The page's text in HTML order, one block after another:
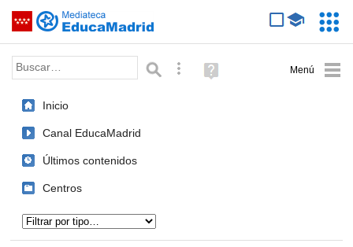
Saltar navegación
Palabra o frase: Búsqueda avanzada
Ayuda
(en
Inicio
Canal EducaMadrid
Últimos contenidos
Centros